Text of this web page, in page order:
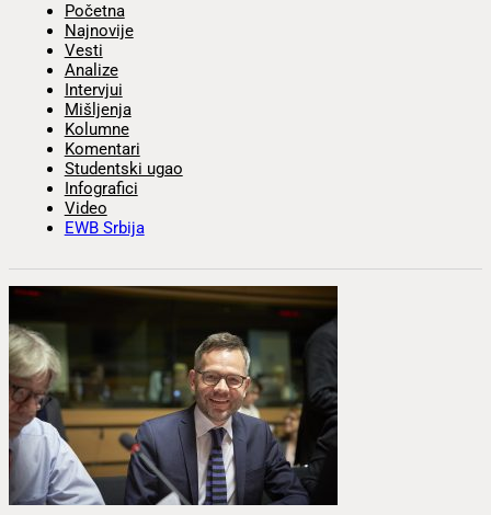
Početna
Najnovije
Vesti
Analize
Intervjui
Mišljenja
Kolumne
Komentari
Studentski ugao
Infografici
Video
EWB Srbija